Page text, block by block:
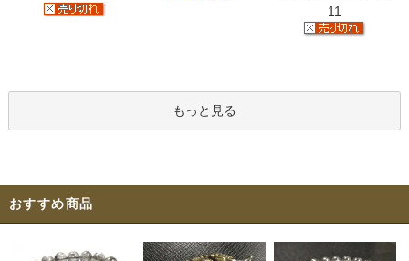
11
もっと見る
おすすめ商品